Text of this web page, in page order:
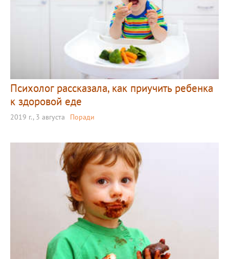
Психолог рассказала, как приучить ребенка
к здоровой еде
2019 г., 3 августа Поради